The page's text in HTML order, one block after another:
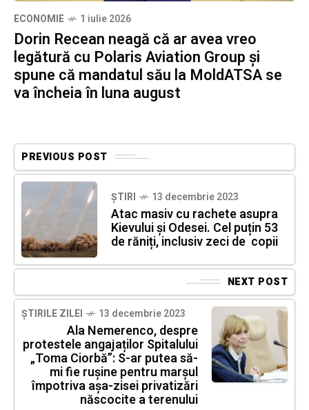
ECONOMIE 1 iulie 2026
Dorin Recean neagă că ar avea vreo
legătură cu Polaris Aviation Group și
spune că mandatul său la MoldATSA se
va încheia în luna august
PREVIOUS POST
ȘTIRI 13 decembrie 2023
Atac masiv cu rachete asupra
Kievului și Odesei. Cel puțin 53
de răniți, inclusiv zeci de copii
NEXT POST
ȘTIRILE ZILEI 13 decembrie 2023
Ala Nemerenco, despre
protestele angajaților Spitalului
„Toma Ciorbă”: S-ar putea să-
mi fie rușine pentru marșul
împotriva așa-zisei privatizări
născocite a terenului